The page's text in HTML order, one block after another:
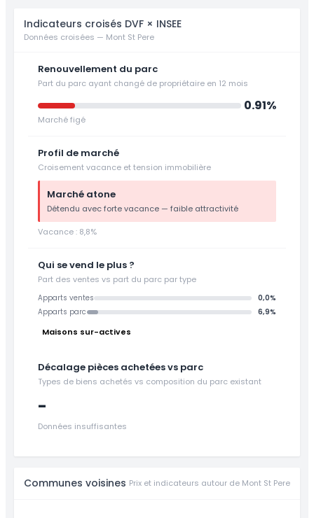
Indicateurs croisés DVF × INSEE
Données croisées — Mont St Pere
Renouvellement du parc
Part du parc ayant changé de propriétaire en 12 mois
0.91%
Marché figé
Profil de marché
Croisement vacance et tension immobilière
Marché atone
Détendu avec forte vacance — faible attractivité
Vacance : 8,8%
Qui se vend le plus ?
Part des ventes vs part du parc par type
Apparts ventes
0,0%
Apparts parc
6,9%
Maisons sur-actives
Décalage pièces achetées vs parc
Types de biens achetés vs composition du parc existant
-
Données insuffisantes
Communes voisines Prix et indicateurs autour de Mont St Pere